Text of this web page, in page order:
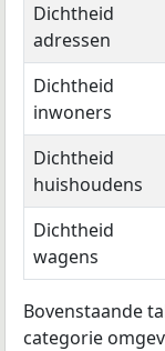
Dichtheid
adressen
Dichtheid
inwoners
Dichtheid
huishoudens
Dichtheid
wagens
Bovenstaande
categorie